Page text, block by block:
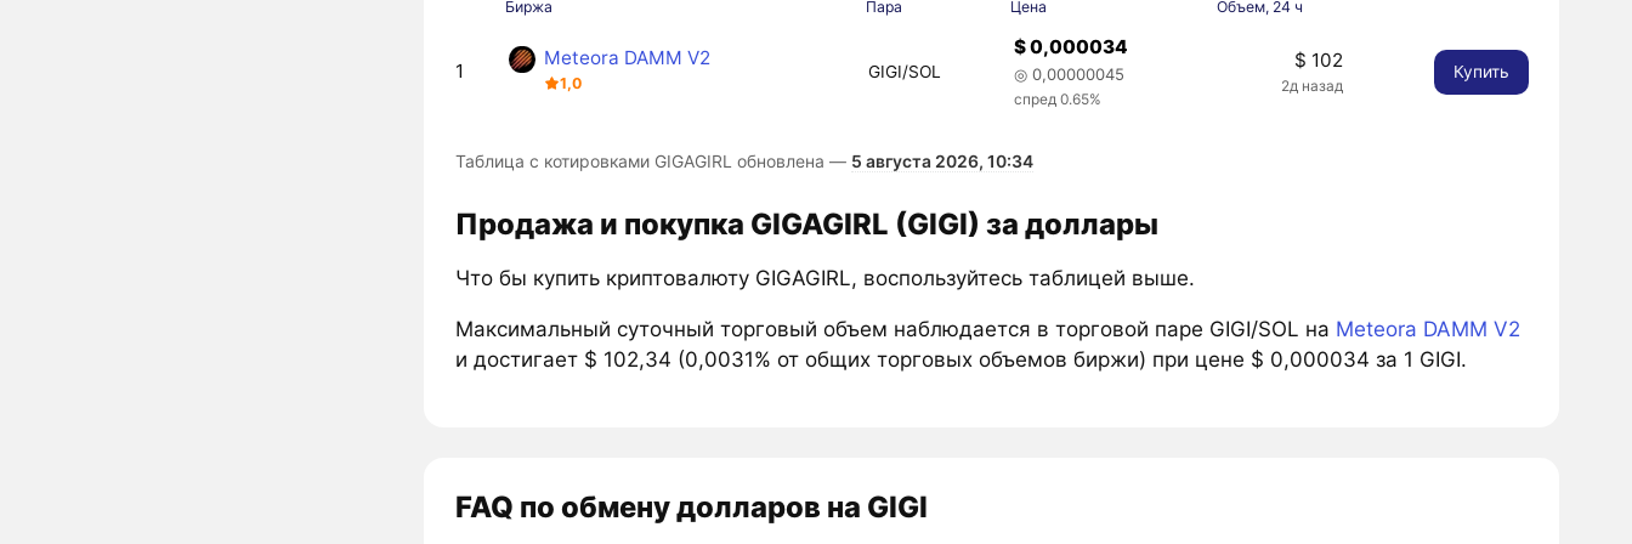
Биржа Пара Цена Объем, 24 ч
1
Meteora DAMM V2
1,0
GIGI/SOL
$ 0,000034
◎ 0,00000045
спред 0.65%
$ 102
2д назад
Купить
Таблица с котировками GIGAGIRL обновлена — 5 августа 2026, 10:34
Продажа и покупка GIGAGIRL (GIGI) за доллары
Что бы купить криптовалюту GIGAGIRL, воспользуйтесь таблицей выше.
Максимальный суточный торговый объем наблюдается в торговой паре GIGI/SOL на Meteora DAMM V2
и достигает $ 102,34 (0,0031% от общих торговых объемов биржи) при цене $ 0,000034 за 1 GIGI.
FAQ по обмену долларов на GIGI